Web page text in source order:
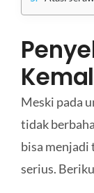
Meski pada
tidak
bisa menjadi
serius.